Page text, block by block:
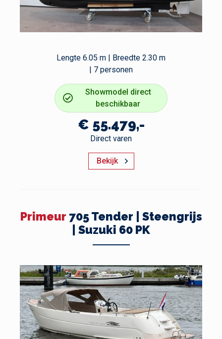
Lengte 6.05 m | Breedte 2.30 m
| 7 personen
Showmodel direct
beschikbaar
€ 55.479,-
Direct varen
Bekijk
Primeur 705 Tender | Steengrijs
| Suzuki 60 PK